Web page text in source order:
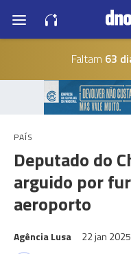
Faltam 63
PAÍS
Deputado do
arguido por
aeroporto
Agência Lusa 22 jan 2025